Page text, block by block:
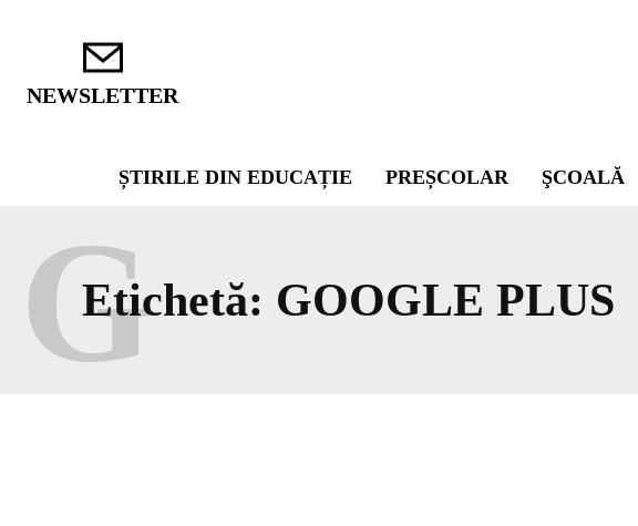
NEWSLETTER
ȘTIRILE DIN EDUCAȚIE PREȘCOLAR ŞCOALĂ
Etichetă: GOOGLE PLUS
G